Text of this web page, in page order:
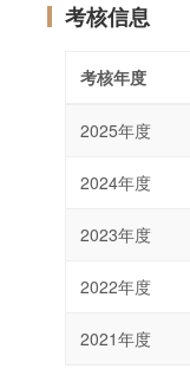
考核信息
考核年度
2025年度
2024年度
2023年度
2022年度
2021年度